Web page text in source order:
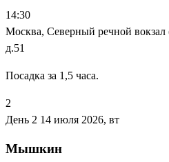
14:30
Москва, Северный речной
д.51
Посадка за 1,5 часа.
2
День 2 14 июля 2026, вт
Мышкин